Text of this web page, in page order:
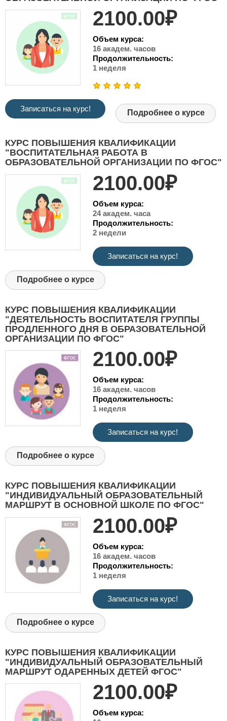
2100.00₽
Объем курса:
16 академ. часов
Продолжительность:
1 неделя
Записаться на курс! Подробнее о курсе
КУРС ПОВЫШЕНИЯ КВАЛИФИКАЦИИ
"ВОСПИТАТЕЛЬНАЯ РАБОТА В
ОБРАЗОВАТЕЛЬНОЙ ОРГАНИЗАЦИИ ПО ФГОС"
2100.00₽
Объем курса:
24 академ. часа
Продолжительность:
2 недели
Записаться на курс!
Подробнее о курсе
КУРС ПОВЫШЕНИЯ КВАЛИФИКАЦИИ
"ДЕЯТЕЛЬНОСТЬ ВОСПИТАТЕЛЯ ГРУППЫ
ПРОДЛЕННОГО ДНЯ В ОБРАЗОВАТЕЛЬНОЙ
ОРГАНИЗАЦИИ ПО ФГОС"
2100.00₽
Объем курса:
16 академ. часов
Продолжительность:
1 неделя
Записаться на курс!
Подробнее о курсе
КУРС ПОВЫШЕНИЯ КВАЛИФИКАЦИИ
"ИНДИВИДУАЛЬНЫЙ ОБРАЗОВАТЕЛЬНЫЙ
МАРШРУТ В ОСНОВНОЙ ШКОЛЕ ПО ФГОС"
2100.00₽
Объем курса:
16 академ. часов
Продолжительность:
1 неделя
Записаться на курс!
Подробнее о курсе
КУРС ПОВЫШЕНИЯ КВАЛИФИКАЦИИ
"ИНДИВИДУАЛЬНЫЙ ОБРАЗОВАТЕЛЬНЫЙ
МАРШРУТ ОДАРЕННЫХ ДЕТЕЙ ФГОС"
2100.00₽
Объем курса: